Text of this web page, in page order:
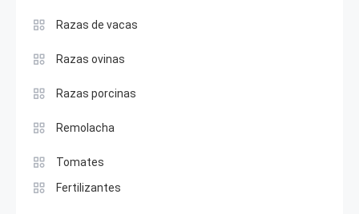
Razas de vacas
Razas ovinas
Razas porcinas
Remolacha
Tomates
Fertilizantes